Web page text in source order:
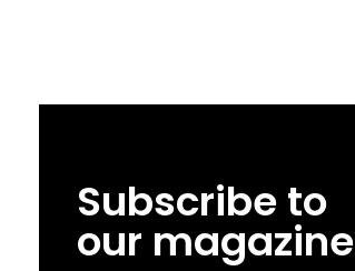
Subscribe to
our magazine